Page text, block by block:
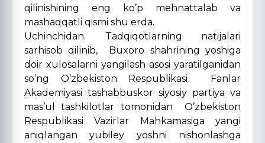
qilinishining eng ko’p mehnattalab va
mashaqqatli qismi shu erda.
Uchinchidan. Tadqiqotlarning natijalari
sarhisob qilinib, Buxoro shahrining yoshiga
doir xulosalarni yangilash asosi yaratilganidan
so’ng O’zbekiston Respublikasi Fanlar
Akademiyasi tashabbuskor siyosiy partiya va
mas’ul tashkilotlar tomonidan O’zbekiston
Respublikasi Vazirlar Mahkamasiga yangi
aniqlangan yubiley yoshni nishonlashga